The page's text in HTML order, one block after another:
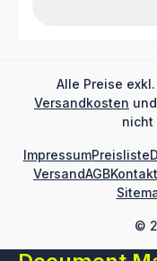
Alle Preise
Versandkosten
nicht
©
ImpressumPreisliste
VersandAGBKontakt